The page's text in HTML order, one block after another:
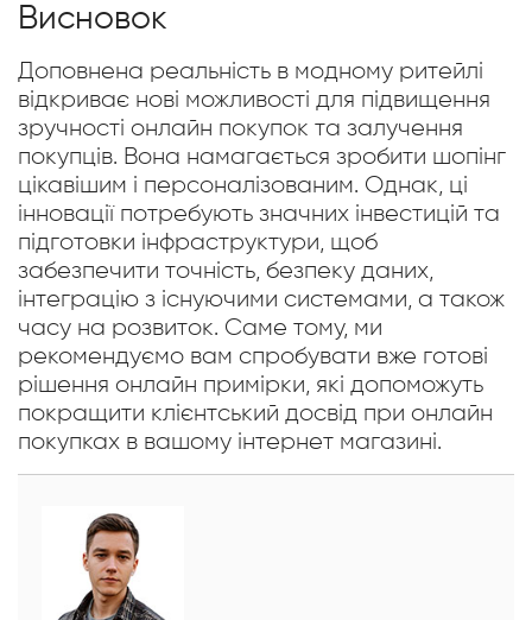
Висновок
Доповнена реальність в модному ритейлі
відкриває нові можливості для підвищення
зручності онлайн покупок та залучення
покупців. Вона намагається зробити шопінг
цікавішим і персоналізованим. Однак, ці
інновації потребують значних інвестицій та
підготовки інфраструктури, щоб
забезпечити точність, безпеку даних,
інтеграцію з існуючими системами, а також
часу на розвиток. Саме тому, ми
рекомендуємо вам спробувати вже готові
рішення онлайн примірки, які допоможуть
покращити клієнтський досвід при онлайн
покупках в вашому інтернет магазині.